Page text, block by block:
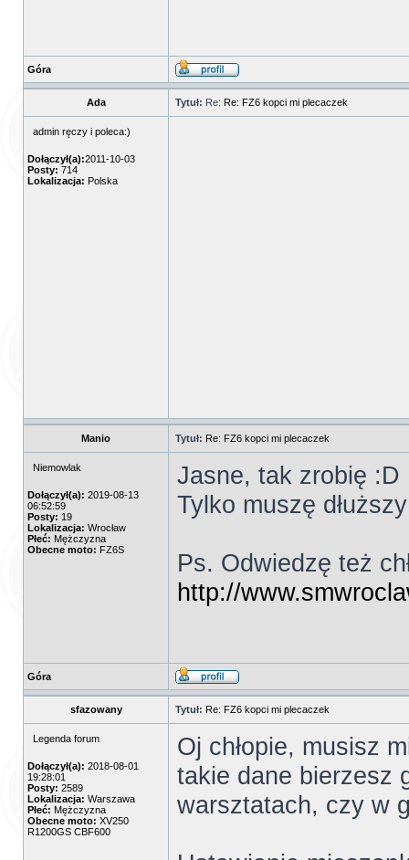
Góra
Ada Tytuł: Re: Re: FZ6 kopci mi plecaczek
admin ręczy i poleca:)
Dołączył(a):2011-10-03
Posty: 714
Lokalizacja: Polska
Manio Tytuł: Re: FZ6 kopci mi plecaczek
Niemowlak
Dołączył(a): 2019-08-13
06:52:59
Posty: 19
Lokalizacja: Wrocław
Płeć: Mężczyzna
Obecne moto: FZ6S
Jasne, tak zrobię :D
Tylko muszę
Ps. Odwiedzę też
http://
Góra
sfazowany Tytuł: Re: FZ6 kopci mi plecaczek
Legenda forum
Dołączył(a): 2018-08-01
19:28:01
Posty: 2589
Lokalizacja: Warszawa
Płeć: Mężczyzna
Obecne moto: XV250
R1200GS CBF600
Oj chłopie, musisz
takie dane bierzesz
warsztatach, czy w